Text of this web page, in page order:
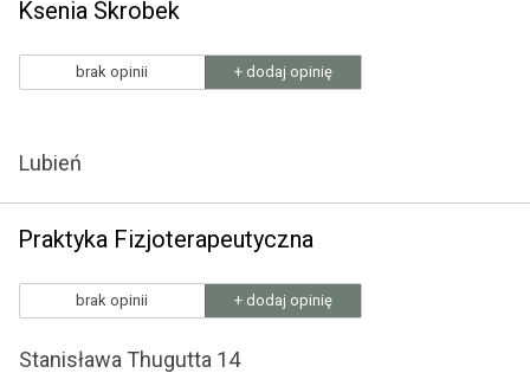
Ksenia Skrobek
brak opinii + dodaj opinię
Lubień
Praktyka Fizjoterapeutyczna
brak opinii + dodaj opinię
Stanisława Thugutta 14